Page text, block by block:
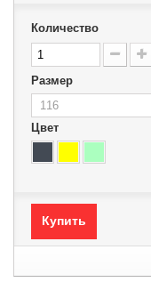
Количество
Размер
Цвет
Купить